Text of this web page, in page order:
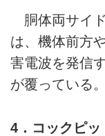
胴体両サイ
は、機体前方
害電波を発信
が覆っている。
4．コックピ